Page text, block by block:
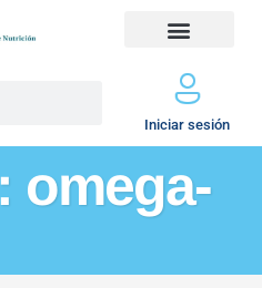
Iniciar sesión
omega-